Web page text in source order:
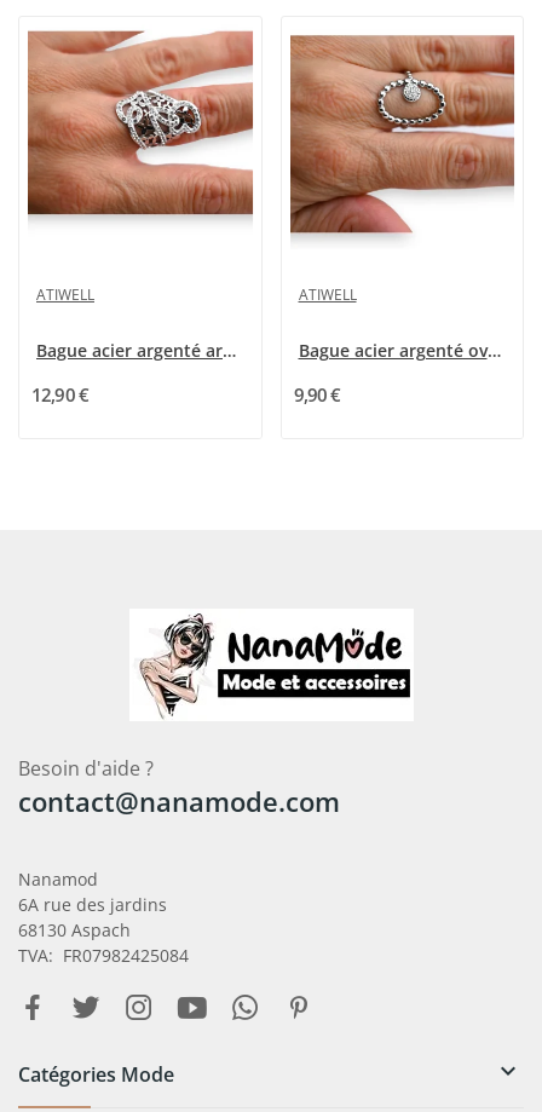
ATIWELL
Bague acier argenté arabesque strass
12,90 €
ATIWELL
Bague acier argenté ovale rond strass
9,90 €
Besoin d'aide ?
contact@nanamode.com
Nanamod
6A rue des jardins
68130 Aspach
TVA: FR07982425084
Catégories Mode 